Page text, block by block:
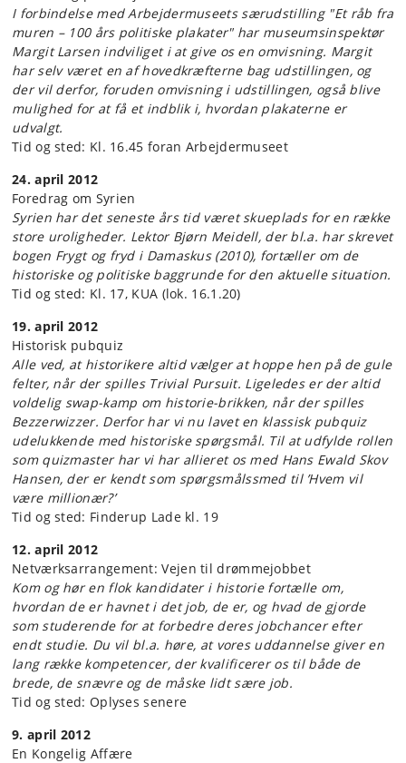
I forbindelse med Arbejdermuseets særudstilling "Et råb fra
muren – 100 års politiske plakater" har museumsinspektør
Margit Larsen indviliget i at give os en omvisning. Margit
har selv været en af hovedkræfterne bag udstillingen, og
der vil derfor, foruden omvisning i udstillingen, også blive
mulighed for at få et indblik i, hvordan plakaterne er
udvalgt.
Tid og sted: Kl. 16.45 foran Arbejdermuseet
24. april 2012
Foredrag om Syrien
Syrien har det seneste års tid været skueplads for en række
store uroligheder. Lektor Bjørn Meidell, der bl.a. har skrevet
bogen Frygt og fryd i Damaskus (2010), fortæller om de
historiske og politiske baggrunde for den aktuelle situation.
Tid og sted: Kl. 17, KUA (lok. 16.1.20)
19. april 2012
Historisk pubquiz
Alle ved, at historikere altid vælger at hoppe hen på de gule
felter, når der spilles Trivial Pursuit. Ligeledes er der altid
voldelig swap-kamp om historie-brikken, når der spilles
Bezzerwizzer. Derfor har vi nu lavet en klassisk pubquiz
udelukkende med historiske spørgsmål. Til at udfylde rollen
som quizmaster har vi har allieret os med Hans Ewald Skov
Hansen, der er kendt som spørgsmålssmed til ’Hvem vil
være millionær?’
Tid og sted: Finderup Lade kl. 19
12. april 2012
Netværksarrangement: Vejen til drømmejobbet
Kom og hør en flok kandidater i historie fortælle om,
hvordan de er havnet i det job, de er, og hvad de gjorde
som studerende for at forbedre deres jobchancer efter
endt studie. Du vil bl.a. høre, at vores uddannelse giver en
lang række kompetencer, der kvalificerer os til både de
brede, de snævre og de måske lidt sære job.
Tid og sted: Oplyses senere
9. april 2012
En Kongelig Affære